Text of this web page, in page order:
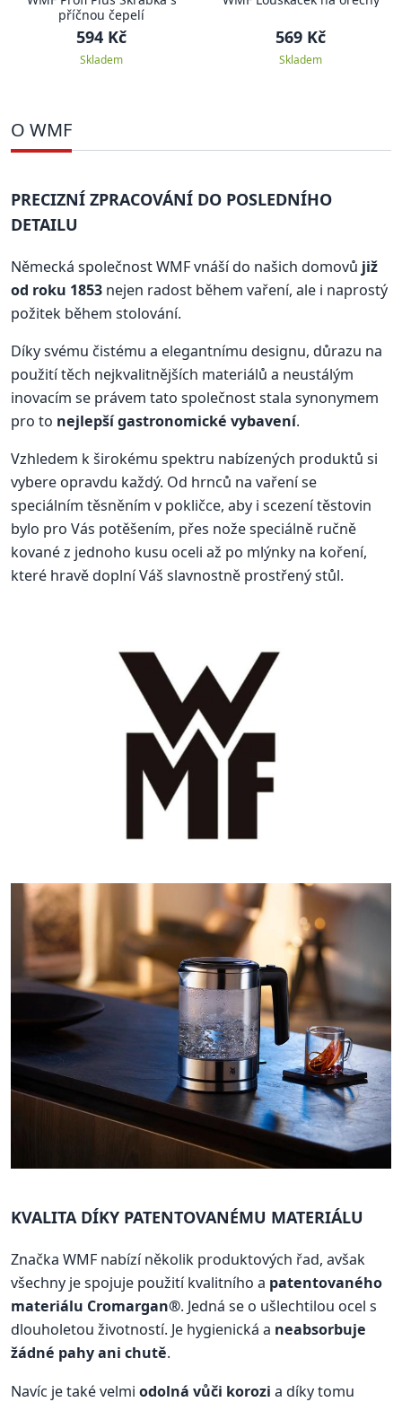
příčnou čepelí
594 Kč
Skladem
569 Kč
Skladem
O WMF
PRECIZNÍ ZPRACOVÁNÍ DO POSLEDNÍHO
DETAILU
Německá společnost WMF vnáší do našich domovů již
od roku 1853 nejen radost během vaření, ale i naprostý
požitek během stolování.
Díky svému čistému a elegantnímu designu, důrazu na
použití těch nejkvalitnějších materiálů a neustálým
inovacím se právem tato společnost stala synonymem
pro to nejlepší gastronomické vybavení.
Vzhledem k širokému spektru nabízených produktů si
vybere opravdu každý. Od hrnců na vaření se
speciálním těsněním v pokličce, aby i scezení těstovin
bylo pro Vás potěšením, přes nože speciálně ručně
kované z jednoho kusu oceli až po mlýnky na koření,
které hravě doplní Váš slavnostně prostřený stůl.
KVALITA DÍKY PATENTOVANÉMU MATERIÁLU
Značka WMF nabízí několik produktových řad, avšak
všechny je spojuje použití kvalitního a patentovaného
materiálu Cromargan®. Jedná se o ušlechtilou ocel s
dlouholetou životností. Je hygienická a neabsorbuje
žádné pahy ani chutě.
Navíc je také velmi odolná vůči korozi a díky tomu